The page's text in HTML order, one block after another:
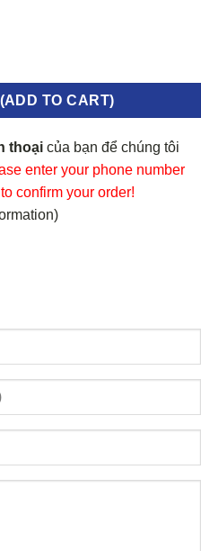
TO CART)
thoại của bạn để chúng tôi
enter your phone number
confirm your order!